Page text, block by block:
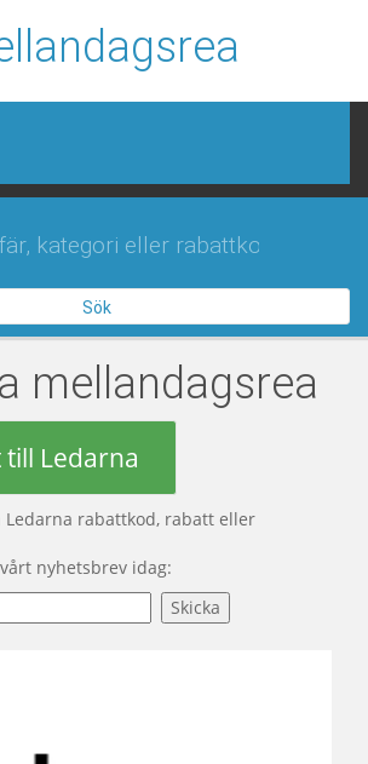
2022 / 2023
Sök
mellandagsrea
till Ledarna
Ledarna rabattkod, rabatt eller
nyhetsbrev idag: